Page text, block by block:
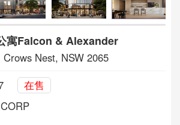
寓Falcon & Alexander
Crows Nest, NSW 2065
在售